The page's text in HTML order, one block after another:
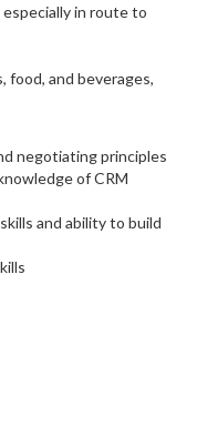
especially in route to
food, and beverages,
negotiating principles
of CRM
and ability to build